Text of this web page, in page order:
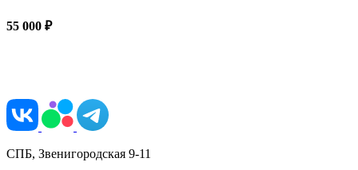
55 000 ₽
СПБ, Звенигородская 9-11